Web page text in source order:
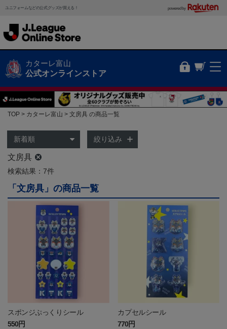
ユニフォームなどの公式グッズが買える！ powered by
カターレ富山
公式オンラインストア
TOP カターレ富山 文房具 の商品一覧
絞り込み
文房具
検索結果：7件
「文房具」の商品一覧
スポンジぷっくりシール
550円
カプセルシール
770円